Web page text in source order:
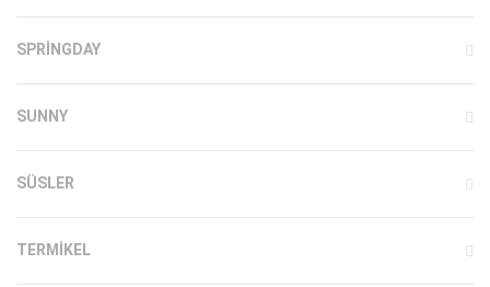
SPRINGDAY
SUNNY
SÜSLER
TERMIKEL